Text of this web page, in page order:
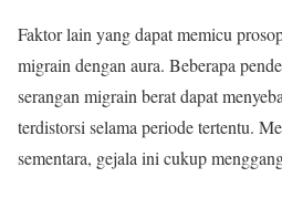
Faktor lain yang dapat memicu
migrain dengan aura. Beberapa
serangan migrain berat dapat
terdistorsi selama periode tertentu.
sementara, gejala ini cukup